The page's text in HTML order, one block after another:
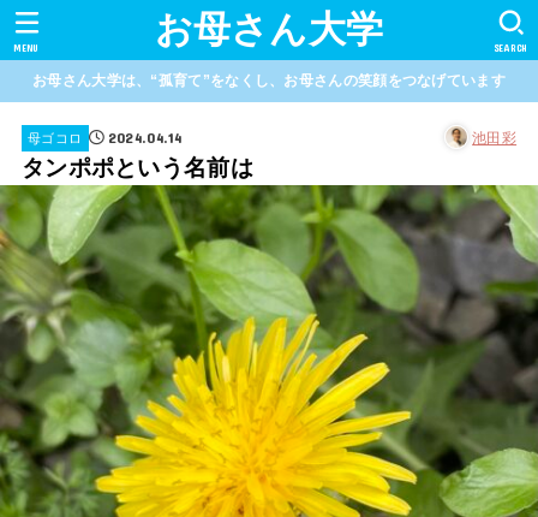
お母さん大学 SEARCH
MENU
お母さん大学は、“孤育て”をなくし、お母さんの笑顔をつなげています
母ゴコロ 2024.04.14 池田彩
タンポポという名前は